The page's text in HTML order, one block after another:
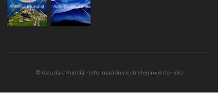
© Asturias Mundial · Información y Entretenimiento · SSD